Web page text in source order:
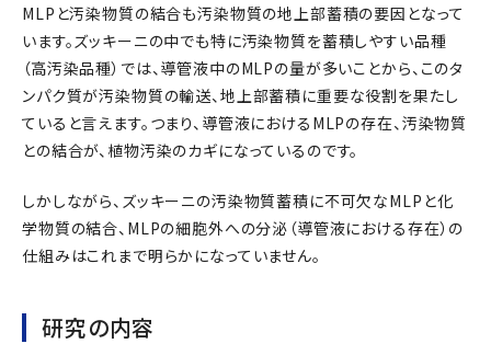
MLPと汚染物質の結合も汚染物質の地上部蓄積の要因となって
います。ズッキーニの中でも特に汚染物質を蓄積しやすい品種
（高汚染品種）では、導管液中のMLPの量が多いことから、このタ
ンパク質が汚染物質の輸送、地上部蓄積に重要な役割を果たし
ていると言えます。つまり、導管液におけるMLPの存在、汚染物質
との結合が、植物汚染のカギになっているのです。
しかしながら、ズッキーニの汚染物質蓄積に不可欠なMLPと化
学物質の結合、MLPの細胞外への分泌（導管液における存在）の
仕組みはこれまで明らかになっていません。
研究の内容